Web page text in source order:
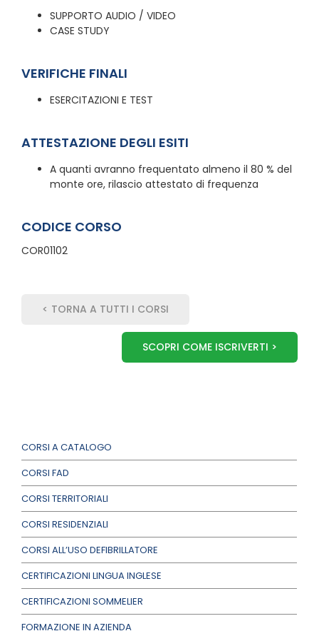
CORSI A CATALOGO
CORSI FAD
CORSI TERRITORIALI
CORSI RESIDENZIALI
CORSI ALL’USO DEFIBRILLATORE
CERTIFICAZIONI LINGUA INGLESE
CERTIFICAZIONI SOMMELIER
FORMAZIONE IN AZIENDA
SUPPORTO AUDIO / VIDEO
CASE STUDY
VERIFICHE FINALI
ESERCITAZIONI E TEST
ATTESTAZIONE DEGLI ESITI
A quanti avranno frequentato almeno il 80 % del
monte ore, rilascio attestato di frequenza
CODICE CORSO
COR01102
< TORNA A TUTTI I CORSI
SCOPRI COME ISCRIVERTI >